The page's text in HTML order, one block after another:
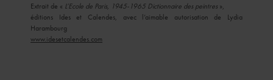
Extrait de « L’Ecole de Paris, 1945-1965 Dictionnaire des peintres »,
éditions Ides et Calendes, avec l’aimable autorisation de Lydia
Harambourg
www.idesetcalendes.com